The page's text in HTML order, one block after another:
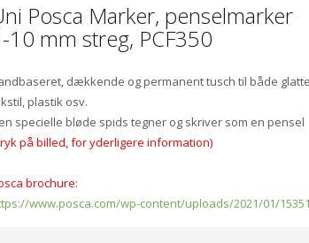
Posca Marker, penselmarker
10 mm streg, PCF350
dækkende og permanent tusch til både
plastik osv.
specielle bløde spids tegner og skriver som en pensel
på billed, for yderligere information)
brochure:
www.posca.com/wp-content/uploads/2021/01/